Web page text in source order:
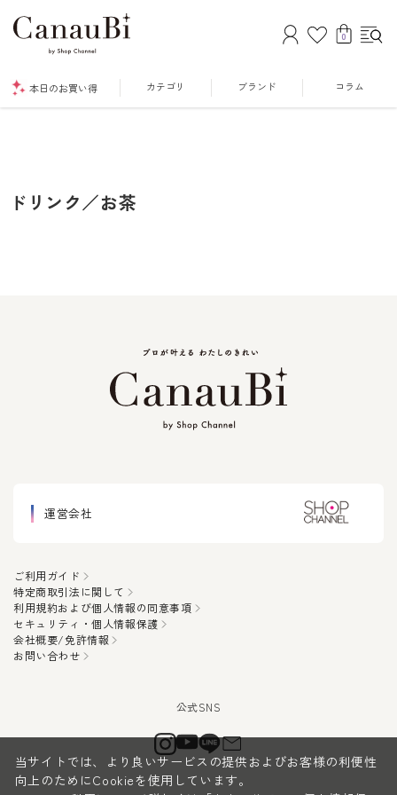
0
本日のお買い得 カテゴリ ブランド コラム
ドリンク／お茶
運営会社
ご利用ガイド
特定商取引法に関して
利用規約および個人情報の同意事項
セキュリティ・個人情報保護
会社概要/免許情報
お問い合わせ
当サイトでは、より良いサービスの提供およびお客様の利便性
向上のためにCookieを使用しています。